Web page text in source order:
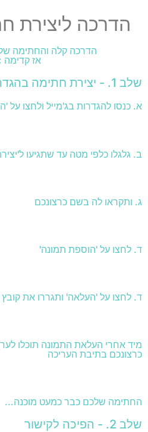
הדרכה ליצירת
הדרכה קלה והחתימה
אז קדימה
שלב 1. - יצירת חתימה בהגדרות ג'מייל
א. כנסו להגדרות בג'מייל ולחצו על
ב. גלגלו כלפי מטה עד שתגיעו
ג. ותקראו לה בשם כרצונכם
ד. לחצו על 'הוספת תמונה'
ד. לחצו על 'העלאה' ותגררו את
מיד אחרי העלאת התמונה תוכלו
כרצונכם בתיבת העריכה
החתימה שלכם כבר כמעט מוכנה...
שלב 2. - הפיכה לקישור